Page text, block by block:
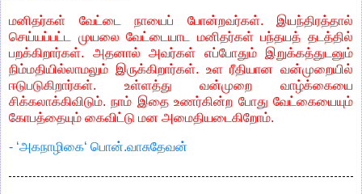
மனிதர்கள் வேட்டை நாயைப் போன்றவர்கள். இயந்திரத்தால்
செய்யப்பட்ட முயலை வேட்டையாட மனிதர்கள் பந்தயத் தடத்தில்
பறக்கிறார்கள். அதனால் அவர்கள் எப்போதும் இறுக்கத்துடனும்
நிம்மதியில்லாமலும் இருக்கிறார்கள். உள ரீதியான வன்முறையில்
ஈடுபடுகிறார்கள். உள்ளத்து வன்முறை வாழ்க்கையை
சிக்கலாக்கிவிடும். நாம் இதை உணர்கின்ற போது வேட்கையையும்
கோபத்தையும் கைவிட்டு மன அமைதியடைகிறோம்.
- ‘அகநாழிகை‘ பொன்.வாசுதேவன்